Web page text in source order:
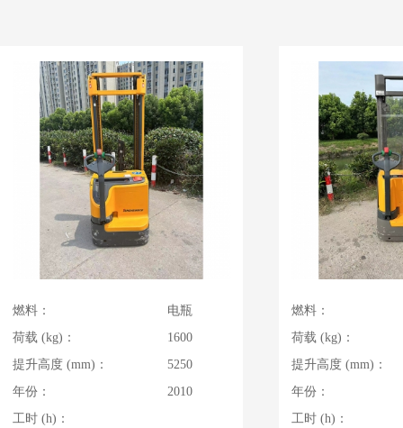
燃料：
电瓶
荷载 (kg)：
1600
提升高度 (mm)：
5250
年份：
2010
工时 (h)：
燃料：
荷载 (kg)：
提升高度 (mm)：
年份：
工时 (h)：